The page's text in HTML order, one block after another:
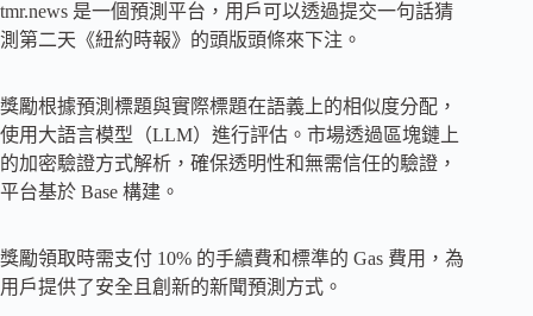
tmr.news 是一個預測平台，用戶可以透過提交一句話猜
測第二天《紐約時報》的頭版頭條來下注。
獎勵根據預測標題與實際標題在語義上的相似度分配，
使用大語言模型（LLM）進行評估。市場透過區塊鏈上
的加密驗證方式解析，確保透明性和無需信任的驗證，
平台基於 Base 構建。
獎勵領取時需支付 10% 的手續費和標準的 Gas 費用，為
用戶提供了安全且創新的新聞預測方式。